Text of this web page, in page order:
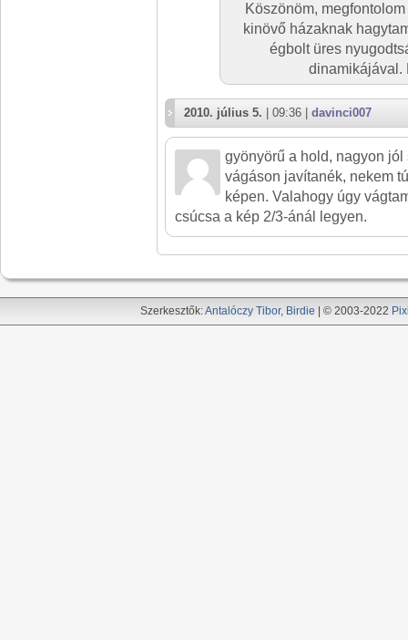
Köszönöm,
kinövő házaknak
égbolt üres
dinamikájával.
2010. július 5. | 09:36 | davinci007
gyönyörű a hold, nagyon jól
vágáson javítanék, nekem
képen. Valahogy úgy
csúcsa a kép 2/3-ánál legyen.
Szerkesztők:Antalóczy Tibor, Birdie | © 2003-2022